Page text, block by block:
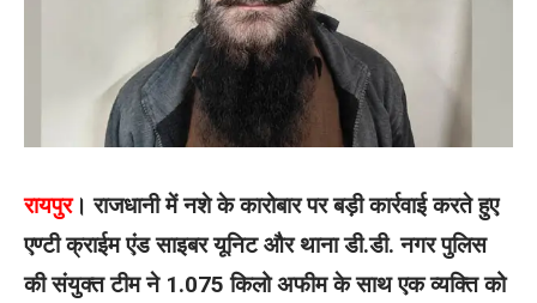
रायपुर। राजधानी में नशे के कारोबार पर बड़ी कार्रवाई करते हुए
एण्टी क्राईम एंड साइबर यूनिट और थाना डी.डी. नगर पुलिस
की संयुक्त टीम ने 1.075 किलो अफीम के साथ एक व्यक्ति को